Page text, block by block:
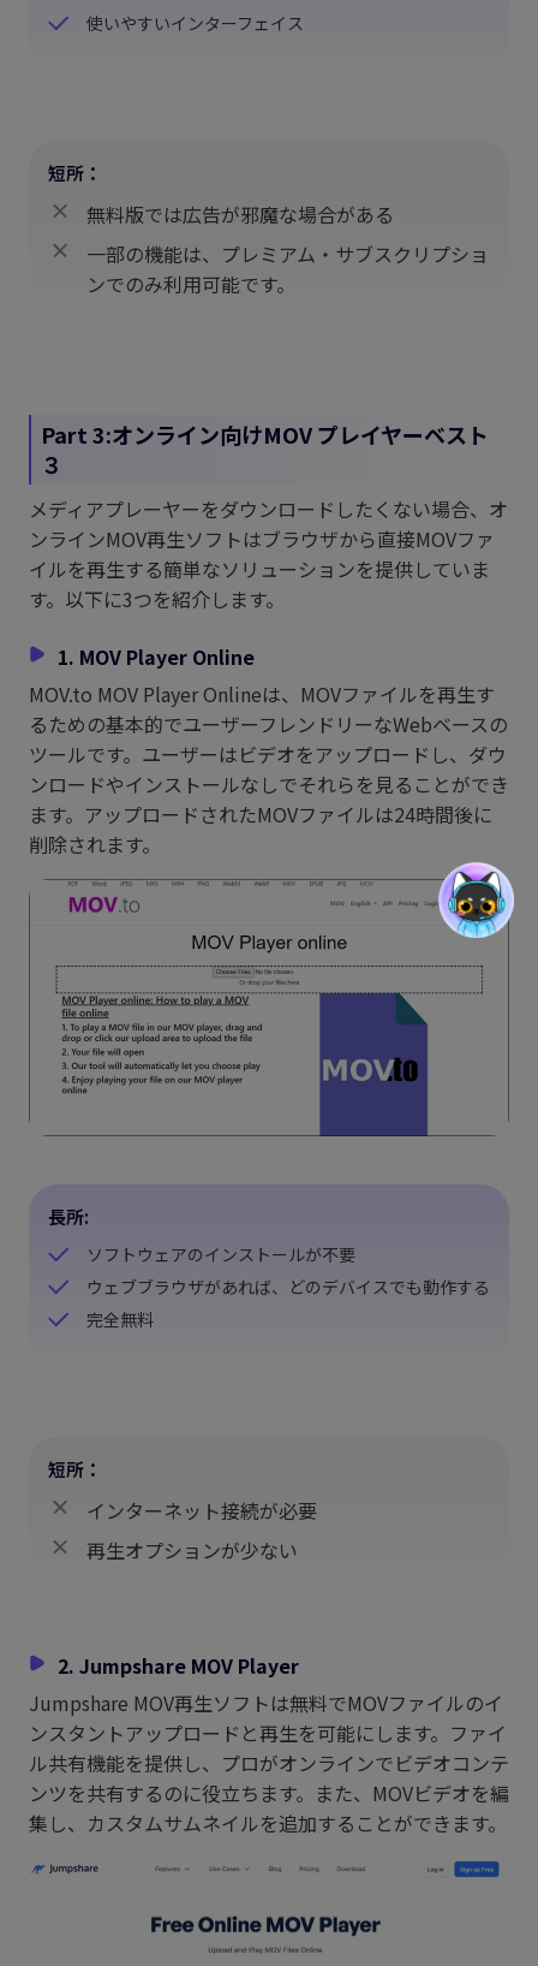
使いやすいインターフェイス
短所：
無料版では広告が邪魔な場合がある
一部の機能は、プレミアム・サブスクリプショ
ンでのみ利用可能です。
Part 3:オンライン向けMOV プレイヤーベスト
３
メディアプレーヤーをダウンロードしたくない場合、オ
ンラインMOV再生ソフトはブラウザから直接MOVファ
イルを再生する簡単なソリューションを提供していま
す。以下に3つを紹介します。
1. MOV Player Online
MOV.to MOV Player Onlineは、MOVファイルを再生す
るための基本的でユーザーフレンドリーなWebベースの
ツールです。ユーザーはビデオをアップロードし、ダウ
ンロードやインストールなしでそれらを見ることができ
ます。アップロードされたMOVファイルは24時間後に
削除されます。
長所:
ソフトウェアのインストールが不要
ウェブブラウザがあれば、どのデバイスでも動作する
完全無料
短所：
インターネット接続が必要
再生オプションが少ない
2. Jumpshare MOV Player
Jumpshare MOV再生ソフトは無料でMOVファイルのイ
ンスタントアップロードと再生を可能にします。ファイ
ル共有機能を提供し、プロがオンラインでビデオコンテ
ンツを共有するのに役立ちます。また、MOVビデオを編
集し、カスタムサムネイルを追加することができます。